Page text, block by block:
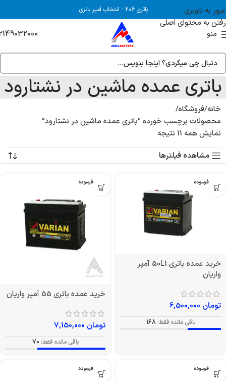
عبور به ناوبری
رفتن به محتوای اصلی
باتری 206 - انتخاب آمپر باتری
منو
باتری عمده ماشین در نشتارود
خانه فروشگاه
محصولات برچسب خورده “باتری عمده ماشین در نشتارود”
نمایش همه 11 نتیجه
مشاهده فیلترها
بدون فرسوده
خرید عمده باتری 50L1 آمپر
واریان
تومان
باقی مانده فقط: 168
بدون فرسوده
خرید عمده باتری 55 آمپر واریان
تومان
باقی مانده فقط: 70
بدون فرسوده بدون فرسوده